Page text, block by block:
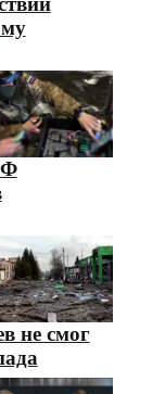
не смог